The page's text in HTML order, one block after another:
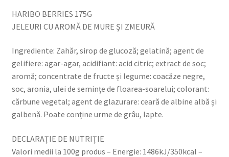
HARIBO BERRIES 175G
JELEURI CU AROMĂ DE MURE ȘI ZMEURĂ
Ingrediente: Zahăr, sirop de glucoză; gelatină; agent de
gelifiere: agar-agar, acidifiant: acid citric; extract de soc;
aromă; concentrate de fructe și legume: coacăze negre,
soc, aronia, ulei de semințe de floarea-soarelui; colorant:
cărbune vegetal; agent de glazurare: ceară de albine albă și
galbenă. Poate conține urme de grâu, lapte.
DECLARAȚIE DE NUTRIȚIE
Valori medii la 100g produs – Energie: 1486kJ/350kcal –